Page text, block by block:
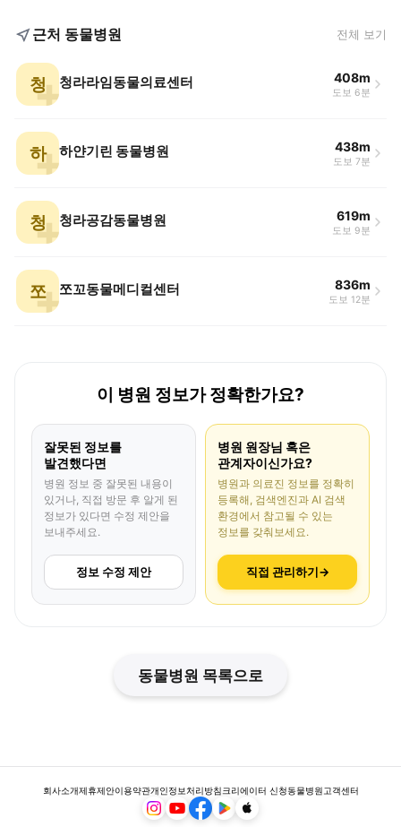
근처 동물병원 전체 보기
청 청라라임동물의료센터 408m
도보 6분
하 하얀기린 동물병원 438m
도보 7분
청 청라공감동물병원 619m
도보 9분
쪼 쪼꼬동물메디컬센터 836m
도보 12분
이 병원 정보가 정확한가요?
잘못된 정보를
발견했다면
병원 정보 중 잘못된 내용이
있거나, 직접 방문 후 알게 된
정보가 있다면 수정 제안을
보내주세요.
정보 수정 제안
병원 원장님 혹은
관계자이신가요?
병원과 의료진 정보를 정확히
등록해, 검색엔진과 AI 검색
환경에서 참고될 수 있는
정보를 갖춰보세요.
직접 관리하기→
동물병원 목록으로
회사소개제휴제안이용약관개인정보처리방침크리에이터 신청동물병원고객센터